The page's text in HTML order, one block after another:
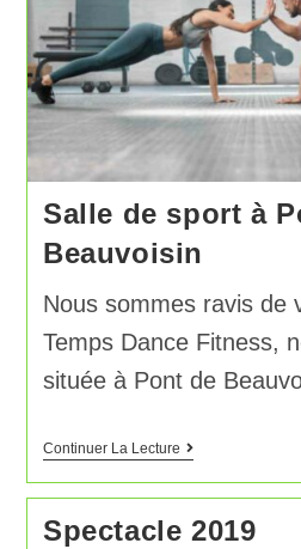
Salle de sport à
Beauvoisin
Nous sommes ravis de
Temps Dance Fitness,
située à Pont de
Continuer La Lecture
Spectacle 2019